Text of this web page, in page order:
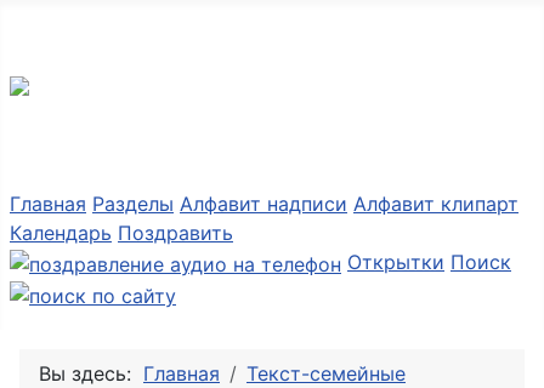
Главная Разделы Алфавит надписи Алфавит клипарт
Календарь Поздравить
Открытки Поиск
Вы здесь: Главная
Текст-семейные